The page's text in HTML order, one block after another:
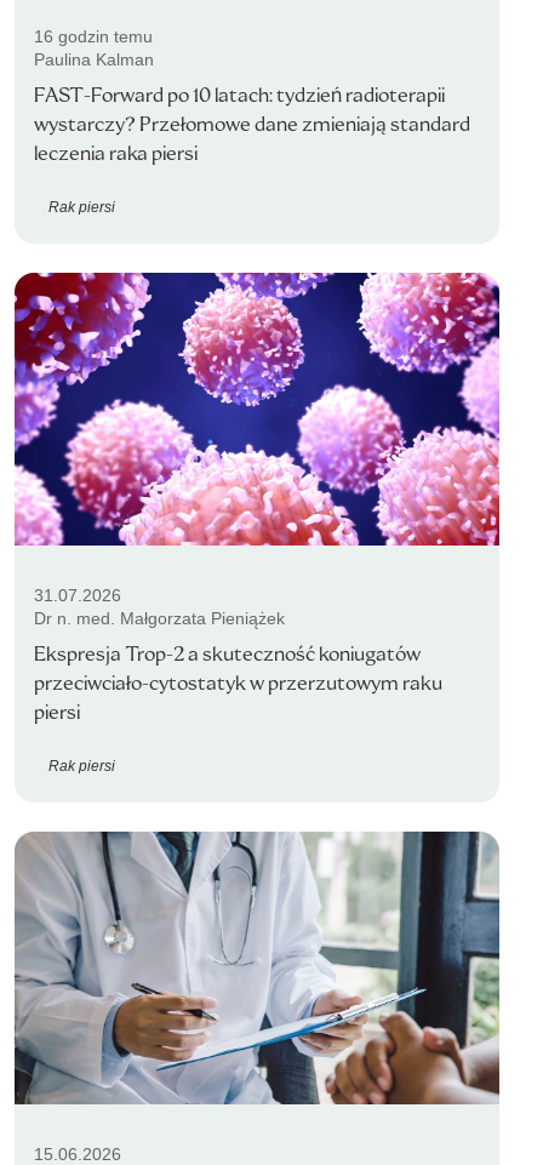
16 godzin temu
Paulina Kalman
FAST-Forward po 10 latach: tydzień radioterapii
wystarczy? Przełomowe dane zmieniają standard
leczenia raka piersi
Rak piersi
31.07.2026
Dr n. med. Małgorzata Pieniążek
Ekspresja Trop-2 a skuteczność koniugatów
przeciwciało-cytostatyk w przerzutowym raku
piersi
Rak piersi
15.06.2026